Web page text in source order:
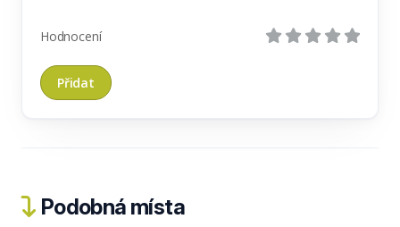
Hodnocení
Podobná místa